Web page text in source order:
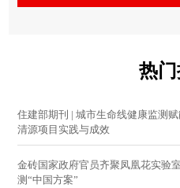
热
住建部期刊 | 城市生命线健康监测
清源项目实践与成效
金砖国家政府官员齐聚凤凰花实验
测“中国方案”